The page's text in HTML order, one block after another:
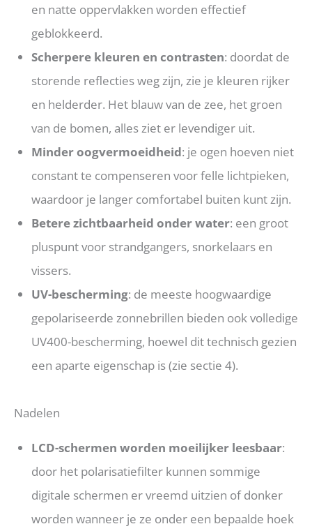
en natte oppervlakken worden effectief
geblokkeerd.
Scherpere kleuren en contrasten: doordat de
storende reflecties weg zijn, zie je kleuren rijker
en helderder. Het blauw van de zee, het groen
van de bomen, alles ziet er levendiger uit.
Minder oogvermoeidheid: je ogen hoeven niet
constant te compenseren voor felle lichtpieken,
waardoor je langer comfortabel buiten kunt zijn.
Betere zichtbaarheid onder water: een groot
pluspunt voor strandgangers, snorkelaars en
vissers.
UV-bescherming: de meeste hoogwaardige
gepolariseerde zonnebrillen bieden ook volledige
UV400-bescherming, hoewel dit technisch gezien
een aparte eigenschap is (zie sectie 4).
Nadelen
LCD-schermen worden moeilijker leesbaar:
door het polarisatiefilter kunnen sommige
digitale schermen er vreemd uitzien of donker
worden wanneer je ze onder een bepaalde hoek